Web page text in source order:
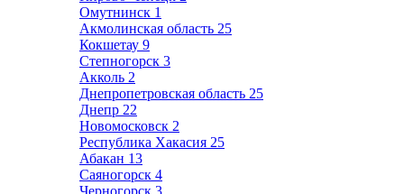
Омутнинск 1
Акмолинская область 25
Кокшетау 9
Степногорск 3
Акколь 2
Днепропетровская область 25
Днепр 22
Новомосковск 2
Республика Хакасия 25
Абакан 13
Саяногорск 4
Черногорск 3